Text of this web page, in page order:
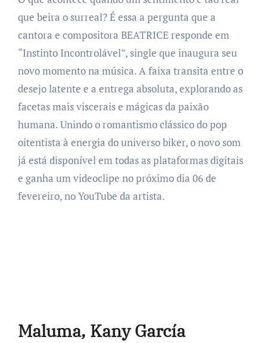
que beira o surreal? É essa a pergunta que a
cantora e compositora BEATRICE responde em
“Instinto Incontrolável”, single que inaugura seu
novo momento na música. A faixa transita entre o
desejo latente e a entrega absoluta, explorando as
facetas mais viscerais e mágicas da paixão
humana. Unindo o romantismo clássico do pop
oitentista à energia do universo biker, o novo som
já está disponível em todas as plataformas digitais
e ganha um videoclipe no próximo dia 06 de
fevereiro, no YouTube da artista.
Maluma, Kany García